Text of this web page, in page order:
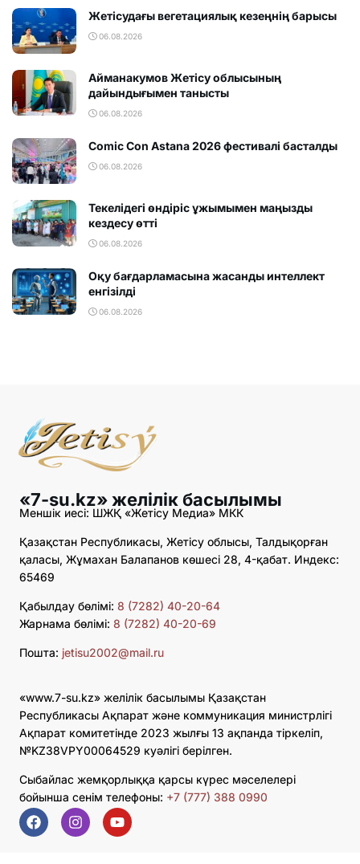
Жетісудағы вегетациялық кезеңнің барысы
06.08.2026
Айманакумов Жетісу облысының
дайындығымен танысты
06.08.2026
Comic Con Astana 2026 фестивалi басталды
06.08.2026
Текелідегі өндіріс ұжымымен маңызды
кездесу өтті
06.08.2026
Оқу бағдарламасына жасанды интеллект
енгізілді
06.08.2026
«7-su.kz» желілік басылымы
Меншік иесі: ШЖҚ «Жетісу Медиа» МКК
Қазақстан Республикасы, Жетісу облысы, Талдықорған
қаласы, Жұмахан Балапанов көшесі 28, 4-қабат. Индекс:
65469
Қабылдау бөлімі: 8 (7282) 40-20-64
Жарнама бөлімі: 8 (7282) 40-20-69
Пошта: jetisu2002@mail.ru
«www.7-su.kz» желілік басылымы Қазақстан
Республикасы Ақпарат және коммуникация министрлігі
Ақпарат комитетінде 2023 жылғы 13 ақпанда тіркеліп,
№KZ38VPY00064529 куәлігі берілген.
Сыбайлас жемқорлыққа қарсы күрес мәселелері
бойынша сенім телефоны: +7 (777) 388 0990